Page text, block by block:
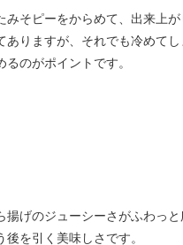
みそピーをからめて、出来上
ありますが、それでも冷めて
のがポイントです。
げのジューシーさがふわっと
を引く美味しさです。